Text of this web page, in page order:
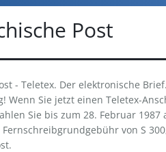
Post
- Teletex. Der elektronische
Wenn Sie jetzt einen Teletex-
Sie bis zum 28. Februar 1987
von S